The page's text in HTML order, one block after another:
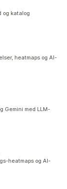
og katalog
heatmaps og AI-
Gemini med LLM-
heatmaps og AI-